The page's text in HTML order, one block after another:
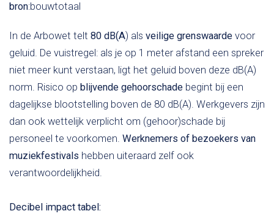
bron:bouwtotaal
In de Arbowet telt 80 dB(A) als veilige grenswaarde voor
geluid. De vuistregel: als je op 1 meter afstand een spreker
niet meer kunt verstaan, ligt het geluid boven deze dB(A)
norm. Risico op blijvende gehoorschade begint bij een
dagelijkse blootstelling boven de 80 dB(A). Werkgevers zijn
dan ook wettelijk verplicht om (gehoor)schade bij
personeel te voorkomen. Werknemers of bezoekers van
muziekfestivals hebben uiteraard zelf ook
verantwoordelijkheid.
Decibel impact tabel: